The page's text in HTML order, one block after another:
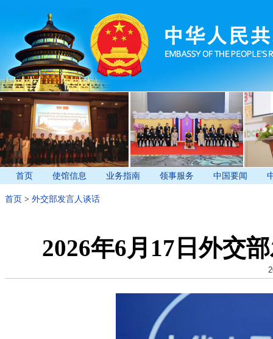
首页 使馆信息 业务指南 领事服务 中国要闻
首页 > 外交部发言人谈话
2026年6月17日外交